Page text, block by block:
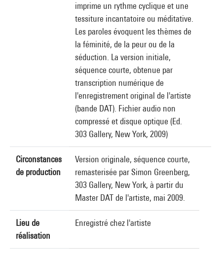
imprime un rythme cyclique et une
tessiture incantatoire ou méditative.
Les paroles évoquent les thèmes de
la féminité, de la peur ou de la
séduction. La version initiale,
séquence courte, obtenue par
transcription numérique de
l'enregistrement original de l'artiste
(bande DAT). Fichier audio non
compressé et disque optique (Ed.
303 Gallery, New York, 2009)
Circonstances
de production
Version originale, séquence courte,
remasterisée par Simon Greenberg,
303 Gallery, New York, à partir du
Master DAT de l'artiste, mai 2009.
Lieu de
réalisation
Enregistré chez l'artiste